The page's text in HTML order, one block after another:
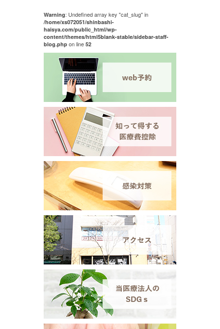
Warning: Undefined array key "cat_slug" in
/home/xs072051/shinbashi-
haisya.com/public_html/wp-
content/themes/html5blank-stable/sidebar-staff-
blog.php on line 52